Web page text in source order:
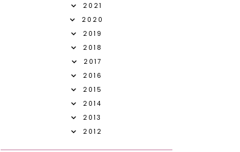
2021
2020
2019
2018
2017
2016
2015
2014
2013
2012